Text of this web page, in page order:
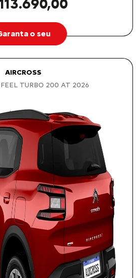
o seu
AIRCROSS
TURBO 200 AT 2026